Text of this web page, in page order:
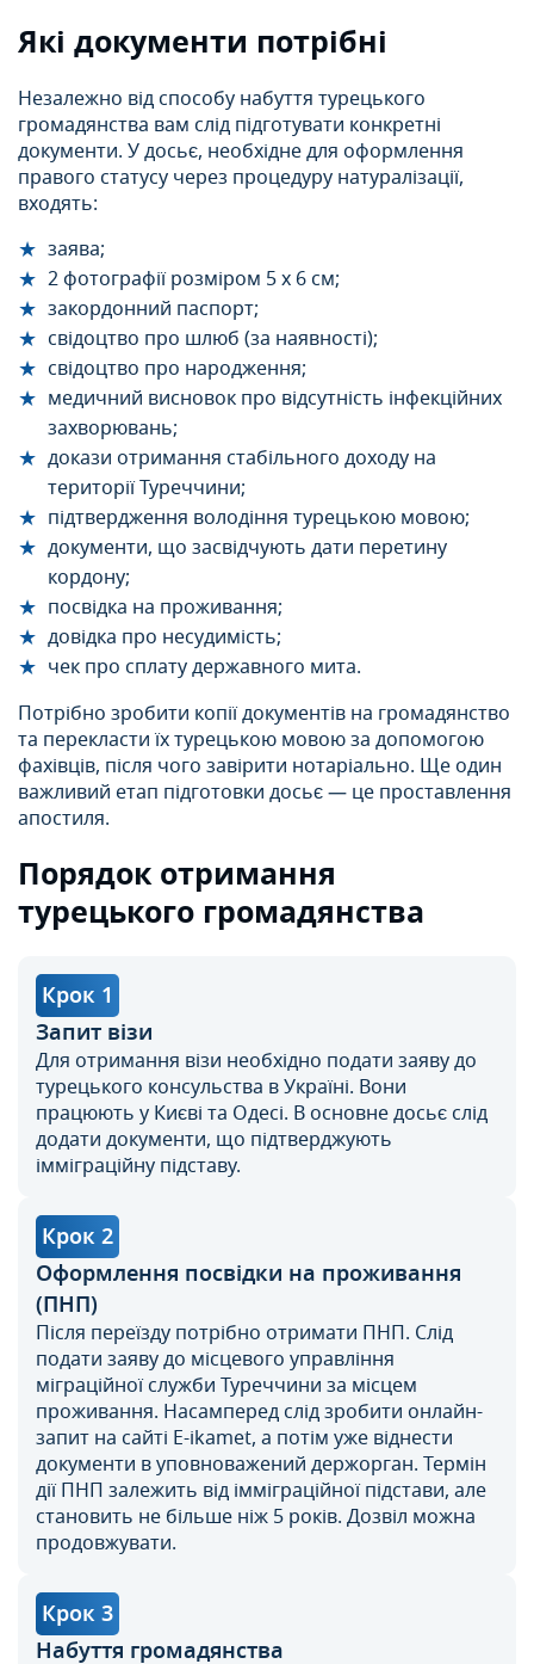
Які документи потрібні
Незалежно від способу набуття турецького
громадянства вам слід підготувати конкретні
документи. У досьє, необхідне для оформлення
правого статусу через процедуру натуралізації,
входять:
заява;
2 фотографії розміром 5 х 6 см;
закордонний паспорт;
свідоцтво про шлюб (за наявності);
свідоцтво про народження;
медичний висновок про відсутність інфекційних
захворювань;
докази отримання стабільного доходу на
території Туреччини;
підтвердження володіння турецькою мовою;
документи, що засвідчують дати перетину
кордону;
посвідка на проживання;
довідка про несудимість;
чек про сплату державного мита.
Потрібно зробити копії документів на громадянство
та перекласти їх турецькою мовою за допомогою
фахівців, після чого завірити нотаріально. Ще один
важливий етап підготовки досьє — це проставлення
апостиля.
Порядок отримання
турецького громадянства
Крок 1
Запит візи
Для отримання візи необхідно подати заяву до
турецького консульства в Україні. Вони
працюють у Києві та Одесі. В основне досьє слід
додати документи, що підтверджують
імміграційну підставу.
Крок 2
Оформлення посвідки на проживання
(ПНП)
Після переїзду потрібно отримати ПНП. Слід
подати заяву до місцевого управління
міграційної служби Туреччини за місцем
проживання. Насамперед слід зробити онлайн-
запит на сайті Е-ikamet, а потім уже віднести
документи в уповноважений держорган. Термін
дії ПНП залежить від імміграційної підстави, але
становить не більше ніж 5 років. Дозвіл можна
продовжувати.
Крок 3
Набуття громадянства